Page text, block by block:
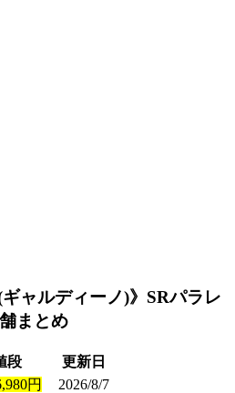
ギャルディーノ)》SRパラレ
まとめ
段
更新日
円
2026/8/7